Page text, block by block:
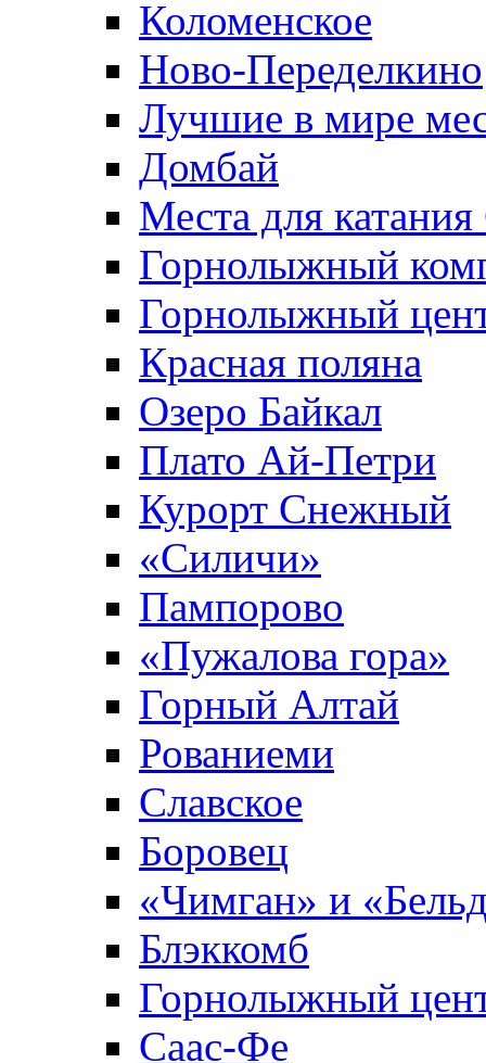
Коломенское
Ново-Переделкино
Лучшие в мире
Домбай
Места для
Горнолыжный
Горнолыжный
Красная поляна
Озеро Байкал
Плато Ай-Петри
Курорт Снежный
«Силичи»
Пампорово
«Пужалова гора»
Горный Алтай
Рованиеми
Славское
Боровец
«Чимган» и
Блэккомб
Горнолыжный
Саас-Фе